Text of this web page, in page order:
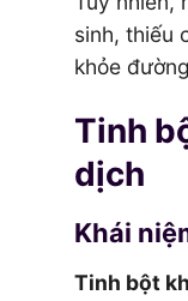
sinh, thiếu
khỏe
Tinh
dịch
Khái
Tinh bột